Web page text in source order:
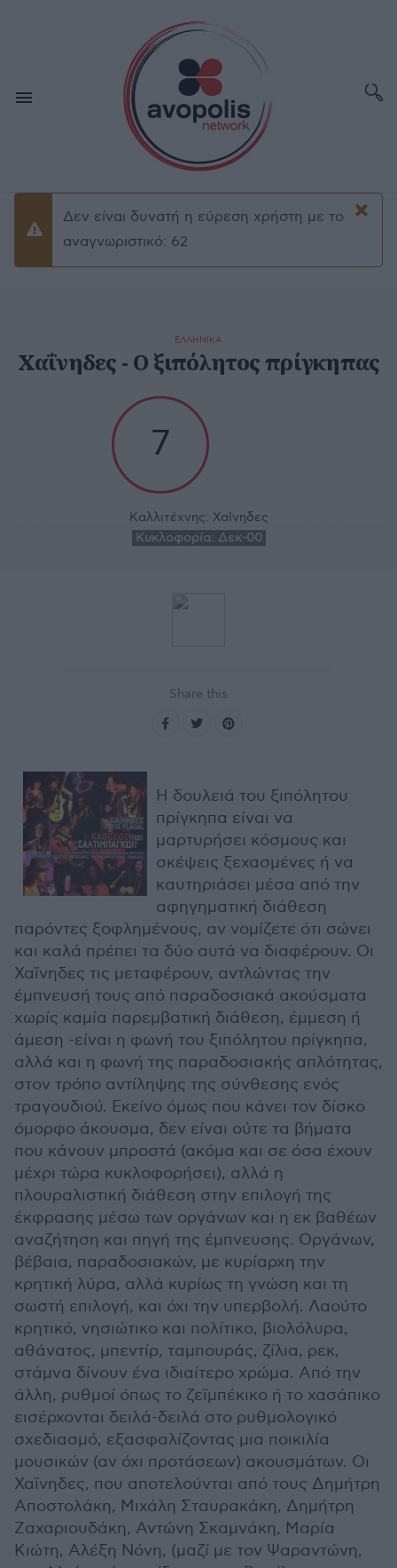
×
Προειδοποίσηση
Δεν είναι δυνατή η εύρεση χρήστη με το
αναγνωριστικό: 62
ΕΛΛΗΝΙΚΑ
Χαΐνηδες - Ο ξιπόλητος πρίγκηπας
7
Καλλιτέχνης: Χαΐνηδες
Κυκλοφορία: Δεκ-00
Share this
Η δουλειά του ξιπόλητου
πρίγκηπα είναι να
μαρτυρήσει κόσμους και
σκέψεις ξεχασμένες ή να
καυτηριάσει μέσα από την
αφηγηματική διάθεση
παρόντες ξοφλημένους, αν νομίζετε ότι σώνει
και καλά πρέπει τα δύο αυτά να διαφέρουν. Οι
Χαϊνηδες τις μεταφέρουν, αντλώντας την
έμπνευσή τους από παραδοσιακά ακούσματα
χωρίς καμία παρεμβατική διάθεση, έμμεση ή
άμεση -είναι η φωνή του ξιπόλητου πρίγκηπα,
αλλά και η φωνή της παραδοσιακής απλότητας,
στον τρόπο αντίληψης της σύνθεσης ενός
τραγουδιού. Εκείνο όμως που κάνει τον δίσκο
όμορφο άκουσμα, δεν είναι ούτε τα βήματα
που κάνουν μπροστά (ακόμα και σε όσα έχουν
μέχρι τώρα κυκλοφορήσει), αλλά η
πλουραλιστική διάθεση στην επιλογή της
έκφρασης μέσω των οργάνων και η εκ βαθέων
αναζήτηση και πηγή της έμπνευσης. Οργάνων,
βέβαια, παραδοσιακών, με κυρίαρχη την
κρητική λύρα, αλλά κυρίως τη γνώση και τη
σωστή επιλογή, και όχι την υπερβολή. Λαούτο
κρητικό, νησιώτικο και πολίτικο, βιολόλυρα,
αθάνατος, μπεντίρ, ταμπουράς, ζίλια, ρεκ,
στάμνα δίνουν ένα ιδιαίτερο χρώμα. Από την
άλλη, ρυθμοί όπως το ζεϊμπέκικο ή το χασάπικο
εισέρχονται δειλά-δειλά στο ρυθμολογικό
σχεδιασμό, εξασφαλίζοντας μια ποικιλία
μουσικών (αν όχι προτάσεων) ακουσμάτων. Οι
Χαϊνηδες, που αποτελούνται από τους Δημήτρη
Αποστολάκη, Μιχάλη Σταυρακάκη, Δημήτρη
Ζαχαριουδάκη, Αντώνη Σκαμνάκη, Μαρία
Κιώτη, Αλέξη Νόνη, (μαζί με τον Ψαραντώνη,